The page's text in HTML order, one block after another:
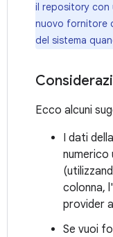
il repository con
nuovo fornitore
del sistema
Ecco alcuni
I dati
numerico
colonna,
provider
Se vuoi